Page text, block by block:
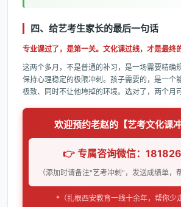
四、给艺考生家长的最后一句话
专业课过了，是第一关。文化课过线，才是最终
这两个多月，不是普通的补习，是一场需要精确
保持心理稳定的极限冲刺。孩子需要的，是一个
极致、同时不让他垮掉的环境。选对了，两个月
欢迎预约老赵的【艺考文化课冲
👉 专属咨询微信：
（添加时请备注"艺考冲刺"，发送成绩单，
*（扎根西安教育一线十余年，帮你少